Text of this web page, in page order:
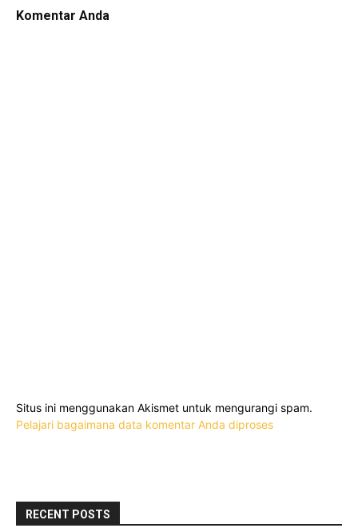
Komentar Anda
Situs ini menggunakan Akismet untuk mengurangi spam.
Pelajari bagaimana data komentar Anda diproses
RECENT POSTS